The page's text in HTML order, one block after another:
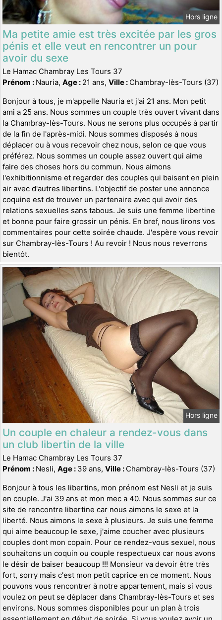
Hors ligne
Ma petite amie est très excitée par les gros
pénis et elle veut en rencontrer un pour
avoir du sexe
Le Hamac Chambray Les Tours 37
Prénom : Nauria, Age : 21 ans, Ville : Chambray-lès-Tours (37)
Bonjour à tous, je m'appelle Nauria et j'ai 21 ans. Mon petit
ami a 25 ans. Nous sommes un couple très ouvert vivant dans
la Chambray-lès-Tours. Nous ne serons plus occupés à partir
de la fin de l'après-midi. Nous sommes disposés à nous
déplacer ou à vous recevoir chez nous, selon ce que vous
préférez. Nous sommes un couple assez ouvert qui aime
faire des choses hors du commun. Nous aimons
l'exhibitionnisme et regarder des couples qui baisent en plein
air avec d'autres libertins. L'objectif de poster une annonce
coquine est de trouver un partenaire avec qui avoir des
relations sexuelles sans tabous. Je suis une femme libertine
et bonne pour faire grossir un pénis. En bref, nous lirons vos
commentaires pour cette soirée chaude. J'espère vous revoir
sur Chambray-lès-Tours ! Au revoir ! Nous nous reverrons
bientôt.
Hors ligne
Un couple en chaleur a rendez-vous dans
un club libertin de la ville
Le Hamac Chambray Les Tours 37
Prénom : Nesli, Age : 39 ans, Ville : Chambray-lès-Tours (37)
Bonjour à tous les libertins, mon prénom est Nesli et je suis
en couple. J'ai 39 ans et mon mec a 40. Nous sommes sur ce
site de rencontre libertine car nous aimons le sexe et la
liberté. Nous aimons le sexe à plusieurs. Je suis une femme
qui aime beaucoup le sexe, j'aime coucher avec plusieurs
couples dont mon copain. Pour ce rendez-vous sexuel, nous
souhaitons un coquin ou couple respectueux car nous avons
le désir de baiser beaucoup !!! Monsieur va devoir être très
fort, sorry mais c'est mon petit caprice en ce moment. Nous
pouvons vous rencontrer à notre appartement, mais si vous
voulez on peut se déplacer dans Chambray-lès-Tours et ses
environs. Nous sommes disponibles pour un plan à trois